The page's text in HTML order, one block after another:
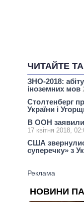
ЧИТАЙТЕ
ЗНО-2018:
іноземних мов
Столтенберг
України і
В ООН
17 квітня 2018,
США
суперечку» з